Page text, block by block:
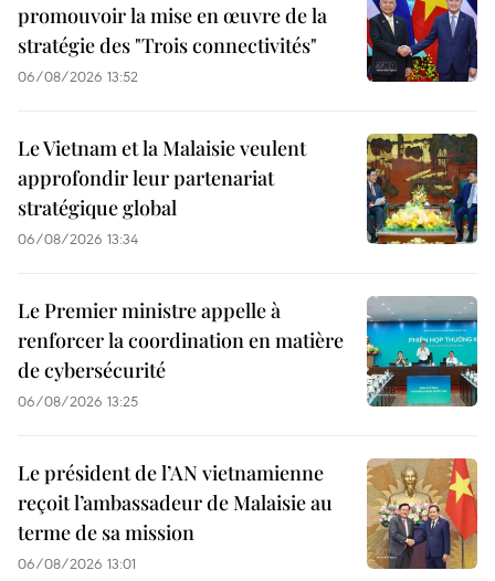
promouvoir la mise en œuvre de la
stratégie des "Trois connectivités"
06/08/2026 13:52
Le Vietnam et la Malaisie veulent
approfondir leur partenariat
stratégique global
06/08/2026 13:34
Le Premier ministre appelle à
renforcer la coordination en matière
de cybersécurité
06/08/2026 13:25
Le président de l’AN vietnamienne
reçoit l’ambassadeur de Malaisie au
terme de sa mission
06/08/2026 13:01